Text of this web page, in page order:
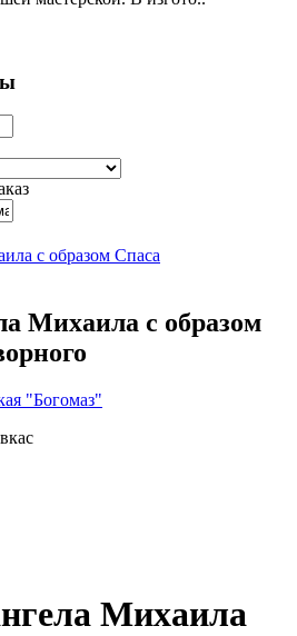
Михаила с образом
"Богомаз"
Михаила